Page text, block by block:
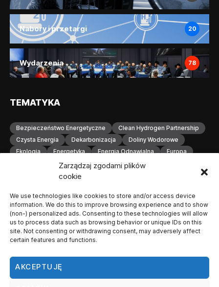
Zarządzaj zgodami plików
cookie
We use technologies like cookies to store and/or access device
information. We do this to improve browsing experience and to show
(non-) personalized ads. Consenting to these technologies will allow
us to process data such as browsing behavior or unique IDs on this
site. Not consenting or withdrawing consent, may adversely affect
certain features and functions.
AKCEPTUJĘ
Nabory i przetargi 20
Wydarzenia 78
TEMATYKA
Bezpieczeństwo Energetyczne
Clean Hydrogen Partnership
Czysta Energia
Dekarbonizacja
Doliny Wodorowe
Ekologia
Energetyka Energia Odnawialna
Europa
Gospodarka Wodorowa
H2
Hydrogen Europe
Infrastruktura Wodorowa
Magazynowanie Energii
Magazynowanie Wodoru
Małopolska
Neutralność Klimatyczna
Odnawialne Źródła Energii
Ogniwa Paliwowe
Orlen
OZE
Polska Produkcja Wodoru
Przemysł
Technologia Wodorowa
Technologie Wodorowe
Transformacja Energetyczna
Transport Wodorowy
Unia Europejska Wodorowa